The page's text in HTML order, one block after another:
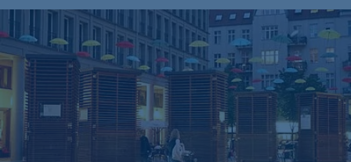
etracker GmbH
Zweck:
Erkennung, ob bei dem Besucher die
Scrolltiefe gemessen wird.
Cookie Laufzeit:
24 Std.
Green City Solutions und Suncrafter: Zwei Berliner Ideen,